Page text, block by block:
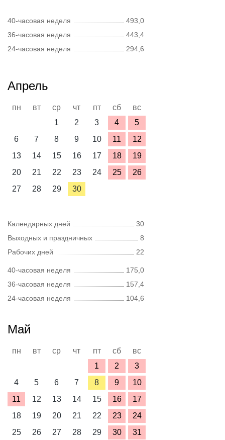
40-часовая неделя
493,0
36-часовая неделя
443,4
24-часовая неделя
294,6
Апрель
пн вт ср чт пт сб
вс
1
2 3 4
5
6
7 8 9 10 11
12
13
14 15 16 17 18
19
20
21 22 23 24 25
26
27
28 29 30
Календарных дней
30
Выходных и праздничных
8
Рабочих дней
22
40-часовая неделя
175,0
36-часовая неделя
157,4
24-часовая неделя
104,6
Май
пн вт ср чт пт сб
вс
1
2
3
4
5 6 7 8 9
10
11
12 13 14 15 16
17
18
19 20 21 22 23
24
25
26 27 28 29 30 31